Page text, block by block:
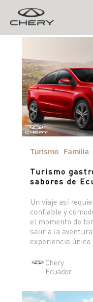
TIGGO
TIGGO 8 PRO
TIGGO 7 PRO MAX
TIGGO 4 PRO
TIGGO 2 PRO MAX
ARRIZO
CHERY EV
TIGGO 7 PHEV "CSH"
TIGGO 8 PHEV "CSH"
TIGGO 9 PHEV "CSH"
HIMLA 4X2
HIMLA 4X4
NOTICIAS
NOTICIAS
Turismo Familia
Turismo
sabores de
Un viaje así
confiable y
el momento de
salir a la
experiencia única...
Chery
Ecuador